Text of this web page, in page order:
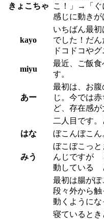
きょこちゃ
こ！」→「ぐ
感じに動きが
kayo
いちばん最
でした！だ
ドコドコや
miyu
最近、ご飯食
す。
あー
最初は、お
じ。今では
ど、存在感が
二人目です。
はな
ぼこんぼこん
みう
ぼこぼこっ
んじですが
動している
最初は腸がぽ
段々外から
動くようにな
寝ていると